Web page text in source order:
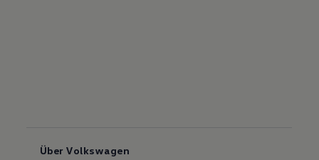
Über Volkswagen